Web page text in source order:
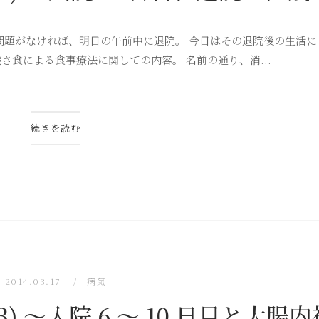
がなければ、明日の午前中に退院。 今日はその退院後の生活
食による食事療法に関しての内容。 名前の通り、消...
続きを読む
2014.03.17 病気